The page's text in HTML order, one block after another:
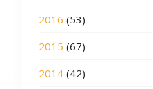
2016 (53)
2015 (67)
2014 (42)